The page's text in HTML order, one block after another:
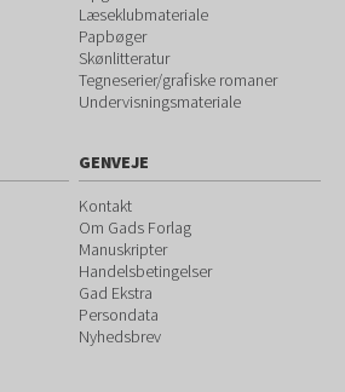
Læseklubmateriale
Papbøger
Skønlitteratur
Tegneserier/grafiske romaner
Undervisningsmateriale
GENVEJE
Kontakt
Om Gads Forlag
Manuskripter
Handelsbetingelser
Gad Ekstra
Persondata
Nyhedsbrev